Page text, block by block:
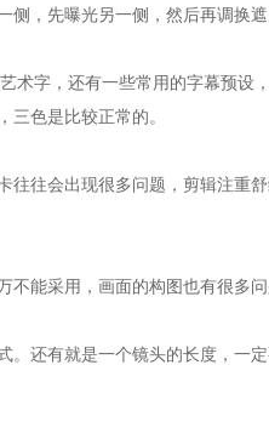
，先曝光另一侧，然后再调换遮
字，还有一些常用的字幕预设
色是比较正常的。
会出现很多问题，剪辑注重
采用，画面的构图也有很多问
有就是一个镜头的长度，一